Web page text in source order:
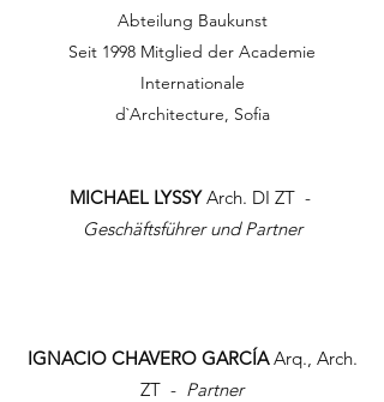
Abteilung Baukunst
Seit 1998 Mitglied der Academie
Internationale
d`Architecture, Sofia
MICHAEL LYSSYArch. DI ZT -
Geschäftsführer und Partner
IGNACIO CHAVERO GARCÍAArq., Arch.
ZT - Partner